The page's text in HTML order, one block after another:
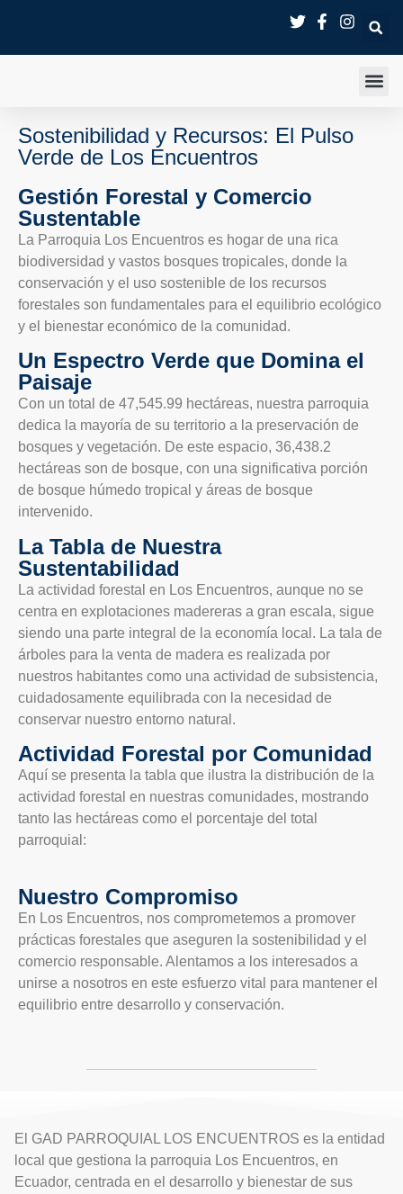
Sostenibilidad y Recursos: El Pulso
Verde de Los Encuentros
Gestión Forestal y Comercio
Sustentable
La Parroquia Los Encuentros es hogar de una rica
biodiversidad y vastos bosques tropicales, donde la
conservación y el uso sostenible de los recursos
forestales son fundamentales para el equilibrio ecológico
y el bienestar económico de la comunidad.
Un Espectro Verde que Domina el
Paisaje
Con un total de 47,545.99 hectáreas, nuestra parroquia
dedica la mayoría de su territorio a la preservación de
bosques y vegetación. De este espacio, 36,438.2
hectáreas son de bosque, con una significativa porción
de bosque húmedo tropical y áreas de bosque
intervenido.
La Tabla de Nuestra
Sustentabilidad
La actividad forestal en Los Encuentros, aunque no se
centra en explotaciones madereras a gran escala, sigue
siendo una parte integral de la economía local. La tala de
árboles para la venta de madera es realizada por
nuestros habitantes como una actividad de subsistencia,
cuidadosamente equilibrada con la necesidad de
conservar nuestro entorno natural.
Actividad Forestal por Comunidad
Aquí se presenta la tabla que ilustra la distribución de la
actividad forestal en nuestras comunidades, mostrando
tanto las hectáreas como el porcentaje del total
parroquial:
Nuestro Compromiso
En Los Encuentros, nos comprometemos a promover
prácticas forestales que aseguren la sostenibilidad y el
comercio responsable. Alentamos a los interesados a
unirse a nosotros en este esfuerzo vital para mantener el
equilibrio entre desarrollo y conservación.
El GAD PARROQUIAL LOS ENCUENTROS es la entidad
local que gestiona la parroquia Los Encuentros, en
Ecuador, centrada en el desarrollo y bienestar de sus